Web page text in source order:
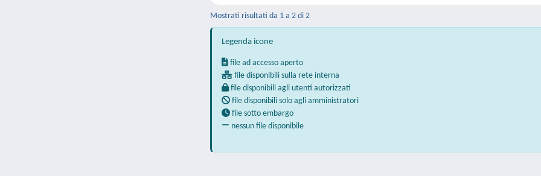
Mostrati risultati da 1 a 2 di 2
Legenda icone
file ad accesso aperto
file disponibili sulla rete interna
file disponibili agli utenti autorizzati
file disponibili solo agli amministratori
file sotto embargo
nessun file disponibile